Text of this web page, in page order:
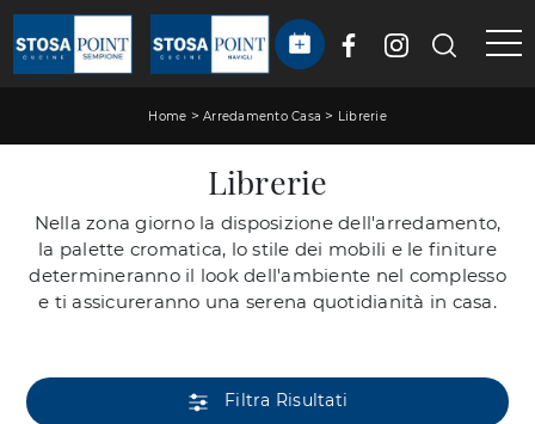
Home > Arredamento Casa > Librerie
Librerie
Nella zona giorno la disposizione dell'arredamento,
la palette cromatica, lo stile dei mobili e le finiture
determineranno il look dell'ambiente nel complesso
e ti assicureranno una serena quotidianità in casa.
Filtra Risultati